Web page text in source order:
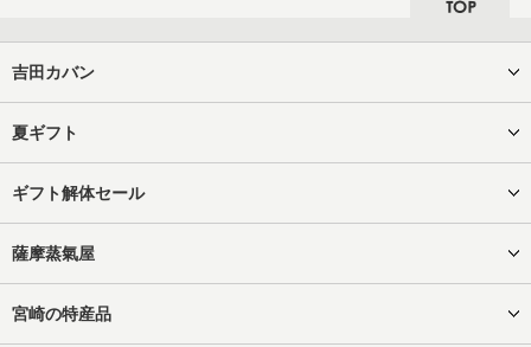
吉田カバン
夏ギフト
ギフト解体セール
薩摩蒸氣屋
宮崎の特産品